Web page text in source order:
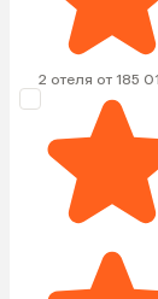
2 отеля от 185